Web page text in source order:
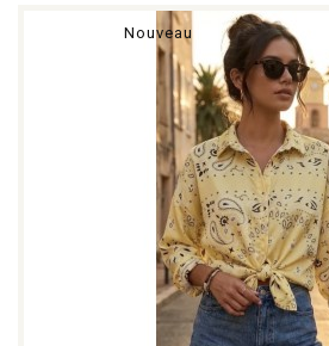
Nouveau